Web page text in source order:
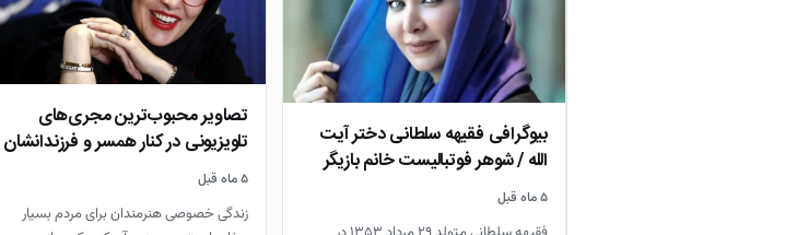
بیوگرافی فقیهه سلطانی دختر آیت
الله / شوهر فوتبالیست خانم بازیگر
را…
۵ ماه قبل
تصاویر محبوب‌ترین مجری‌های
تلویزیونی در کنار همسر و فرزندانشان
+ بیوگرافی
۵ ماه قبل
زندگی خصوصی هنرمندان برای مردم بسیار